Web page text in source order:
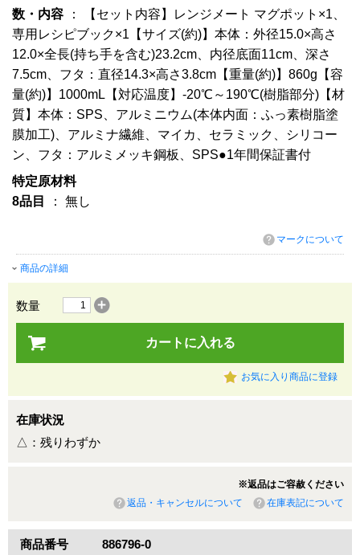
数・内容
： 【セット内容】レンジメート マグポット×1、
専用レシピブック×1【サイズ(約)】本体：外径15.0×高さ
12.0×全長(持ち手を含む)23.2cm、内径底面11cm、深さ
7.5cm、フタ：直径14.3×高さ3.8cm【重量(約)】860g【容
量(約)】1000mL【対応温度】-20℃～190℃(樹脂部分)【材
質】本体：SPS、アルミニウム(本体内面：ふっ素樹脂塗
膜加工)、アルミナ繊維、マイカ、セラミック、シリコー
ン、フタ：アルミメッキ鋼板、SPS●1年間保証書付
特定原材料
8品目
： 無し
マークについて
商品の詳細
数量
カートに入れる
お気に入り商品に登録
在庫状況
△：残りわずか
※返品はご容赦ください
返品・キャンセルについて
在庫表記について
商品番号 886796-0